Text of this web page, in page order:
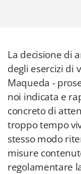
La decisione di
degli esercizi di
Maqueda -
noi indicata e
concreto di
troppo tempo
stesso modo
misure
regolamentare